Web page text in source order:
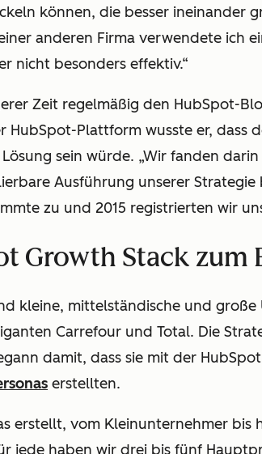
können, die besser ineinander
anderen Firma verwendete ich
nicht besonders effektiv.“
Zeit regelmäßig den HubSpot-
HubSpot-Plattform wusste er, dass
sein würde. „Wir fanden darin
Ausführung unserer Strategie
zu und 2015 registrierten wir
Growth Stack zum
kleine, mittelständische und große
Carrefour und Total. Die
damit, dass sie mit der HubSpot
erstellten.
erstellt, vom Kleinunternehmer bis
jede haben wir drei bis fünf